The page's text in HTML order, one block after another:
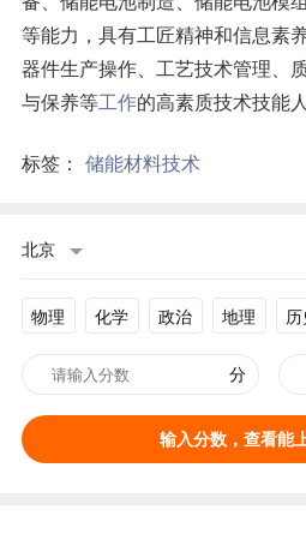
等能力，具有工匠精神和信息素
器件生产操作、工艺技术管理、
与保养等工作的高素质技术技能人
标签： 储能材料技术
北京
物理 化学 政治 地理 历
分
输入分数，查看能